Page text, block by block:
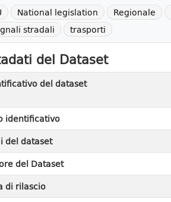
National legislation Regionale
stradali
trasporti
del Dataset
del dataset
identificativo
del dataset
del Dataset
di rilascio